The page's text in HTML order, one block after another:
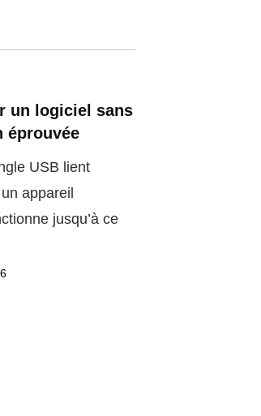
un logiciel sans
éprouvée
USB lient
appareil
jusqu’à ce